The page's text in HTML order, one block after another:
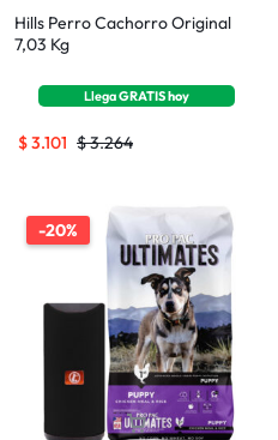
Hills Perro Cachorro Original
7,03 Kg
LlegaGRATIShoy
$3.264
$3.101
-20%